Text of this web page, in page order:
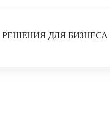
РЕШЕНИЯ ДЛЯ БИЗНЕСА